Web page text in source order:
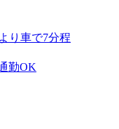
り車で7分程
勤OK